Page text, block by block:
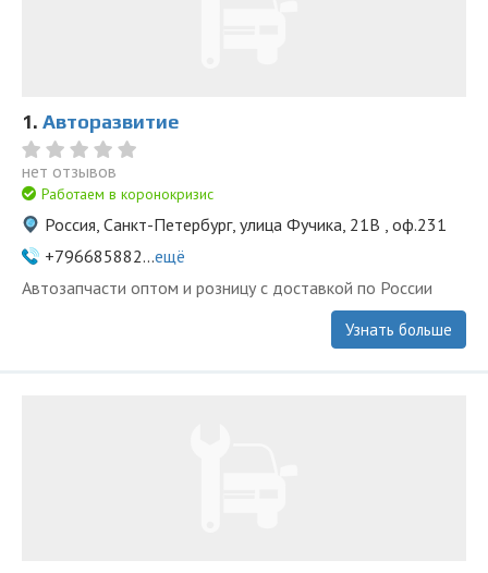
1. Авторазвитие
нет отзывов
Работаем в коронокризис
Россия, Санкт-Петербург, улица Фучика, 21В , оф.231
+796685882...ещё
Автозапчасти оптом и розницу с доставкой по России
Узнать больше